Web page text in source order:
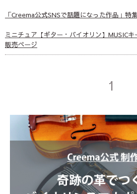
「Creema公式SNSで話題になった作品」特
ミニチュア【ギター・バイオリン】MUSIC
販売ページ
1